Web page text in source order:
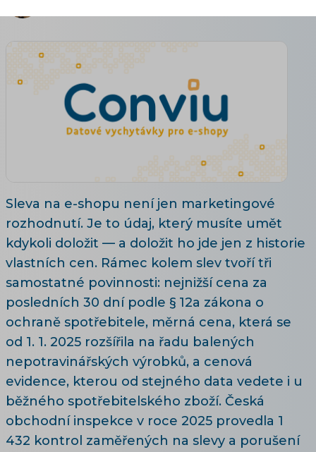
Sleva na e-shopu není jen marketingové
rozhodnutí. Je to údaj, který musíte umět
kdykoli doložit — a doložit ho jde jen z historie
vlastních cen. Rámec kolem slev tvoří tři
samostatné povinnosti: nejnižší cena za
posledních 30 dní podle § 12a zákona o
ochraně spotřebitele, měrná cena, která se
od 1. 1. 2025 rozšířila na řadu balených
nepotravinářských výrobků, a cenová
evidence, kterou od stejného data vedete i u
běžného spotřebitelského zboží. Česká
obchodní inspekce v roce 2025 provedla 1
432 kontrol zaměřených na slevy a porušení